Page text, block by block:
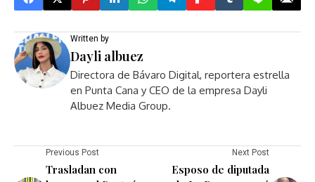
Written by
Dayli albuez
Directora de Bávaro Digital, reportera estrella
en Punta Cana y CEO de la empresa Dayli
Albuez Media Group.
Previous Post
Trasladan con
Next Post
Esposo de diputada